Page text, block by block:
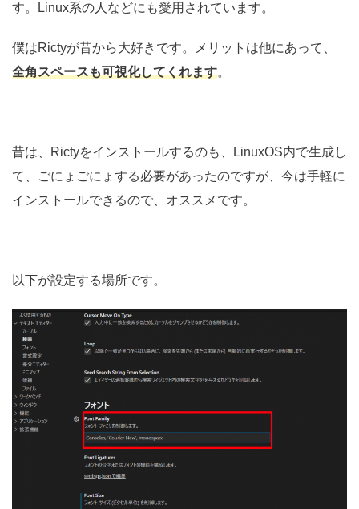
す。Linux系の人などにも愛用されています。
僕はRictyが昔から大好きです。メリットは他にあって、
全角スペースも可視化してくれます。
昔は、Rictyをインストールするのも、LinuxOS内で生成し
て、ごにょごにょする必要があったのですが、今は手軽に
インストールできるので、オススメです。
以下が設定する場所です。